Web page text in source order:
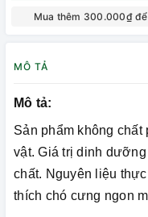
Mua thêm 300.000₫
MÔ TẢ
Mô tả:
Sản phẩm không
vật. Giá trị dinh
chất. Nguyên liệu
thích chó cưng ngon